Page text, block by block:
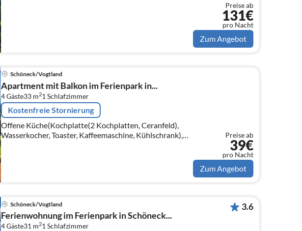
Preise ab
131€
pro Nacht
Zum Angebot
Schöneck/Vogtland
Apartment mit Balkon im Ferienpark in...
4 Gäste33 m21 Schlafzimmer
Kostenfreie Stornierung
Offene Küche(Kochplatte(2 Kochplatten, Ceranfeld),
Wasserkocher, Toaster, Kaffeemaschine, Kühlschrank),
Wohn/Esszimmer(Doppelschlafcouch, TV(Flatscreen,
Satellit)
Preise ab
39€
pro Nacht
Zum Angebot
Schöneck/Vogtland
Ferienwohnung im Ferienpark in Schöneck...
4 Gäste31 m21 Schlafzimmer
3.6